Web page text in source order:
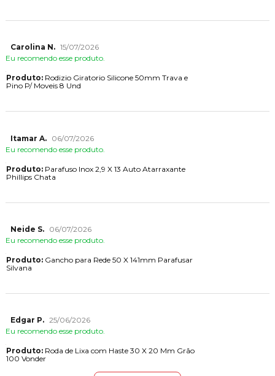
Carolina N. 15/07/2026
Eu recomendo esse produto.
Produto:Rodizio Giratorio Silicone 50mm Trava e
Pino P/ Moveis 8 Und
Itamar A.
06/07/2026
Eu recomendo esse produto.
Produto:Parafuso Inox 2,9 X 13 Auto Atarraxante
Phillips Chata
Neide S.
06/07/2026
Eu recomendo esse produto.
Produto:Gancho para Rede 50 X 141mm Parafusar
Silvana
Edgar P. 25/06/2026
Eu recomendo esse produto.
Produto:Roda de Lixa com Haste 30 X 20 Mm Grão
100 Vonder